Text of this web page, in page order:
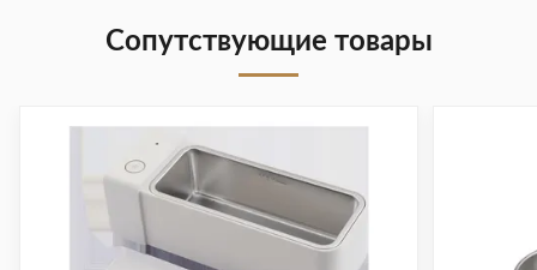
Сопутствующие товары